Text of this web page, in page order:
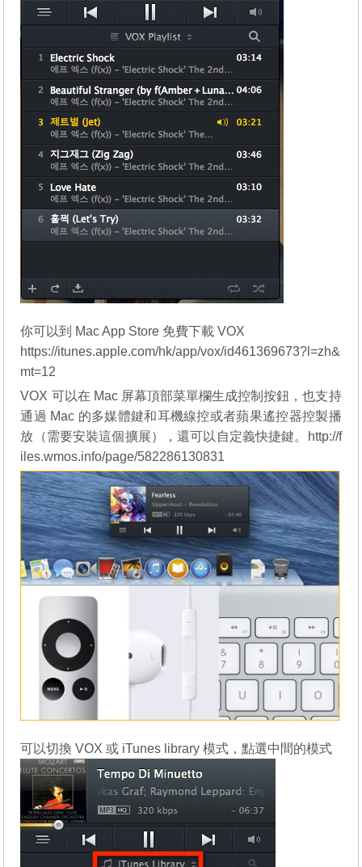
你可以到 Mac App Store 免費下載 VOX
https://itunes.apple.com/hk/app/vox/id461369673?l=zh&
mt=12
VOX 可以在 Mac 屏幕頂部菜單欄生成控制按鈕，也支持
通過 Mac 的多媒體鍵和耳機線控或者蘋果遙控器控製播
放（需要安裝這個擴展），還可以自定義快捷鍵。
http://f
iles.wmos.info/page/582286130831
可以切換 VOX 或 iTunes library 模式，點選中間的模式